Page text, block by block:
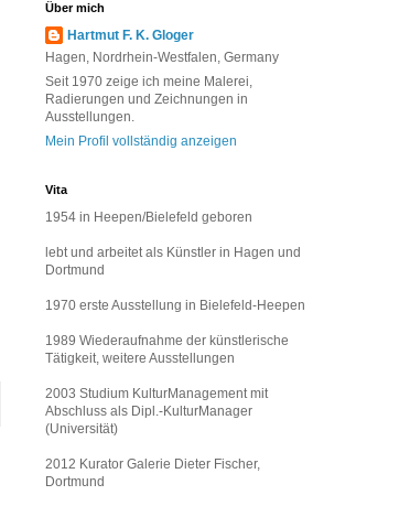
Über mich
Hartmut F. K. Gloger
Hagen, Nordrhein-Westfalen, Germany
Seit 1970 zeige ich meine Malerei,
Radierungen und Zeichnungen in
Ausstellungen.
Mein Profil vollständig anzeigen
Vita
1954 in Heepen/Bielefeld geboren
lebt und arbeitet als Künstler in Hagen und
Dortmund
1970 erste Ausstellung in Bielefeld-Heepen
1989 Wiederaufnahme der künstlerische
Tätigkeit, weitere Ausstellungen
2003 Studium KulturManagement mit
Abschluss als Dipl.-KulturManager
(Universität)
2012 Kurator Galerie Dieter Fischer,
Dortmund